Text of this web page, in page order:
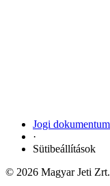
Jogi
·
Sütibeállítások
© 2026 Magyar Jeti Zrt.